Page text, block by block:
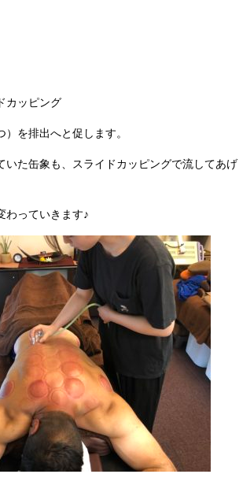
カッピング
を排出へと促します。
いた缶象も、スライドカッピングで流してあげ
わっていきます♪